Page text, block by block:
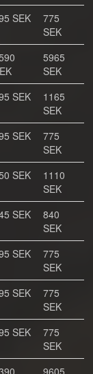
SEK
775
SEK
5965
SEK
SEK
1165
SEK
SEK
775
SEK
SEK
1110
SEK
SEK
840
SEK
SEK
775
SEK
SEK
775
SEK
SEK
775
SEK
9605